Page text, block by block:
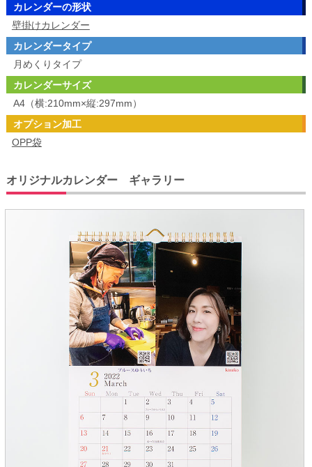
カレンダーの形状
壁掛けカレンダー
カレンダータイプ
月めくりタイプ
カレンダーサイズ
A4（横:210mm×縦:297mm）
オプション加工
OPP袋
オリジナルカレンダー ギャラリー